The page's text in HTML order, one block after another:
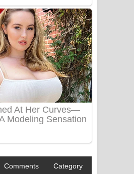
Comments Category